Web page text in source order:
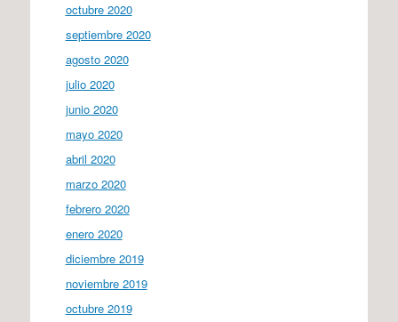
octubre 2020
septiembre 2020
agosto 2020
julio 2020
junio 2020
mayo 2020
abril 2020
marzo 2020
febrero 2020
enero 2020
diciembre 2019
noviembre 2019
octubre 2019